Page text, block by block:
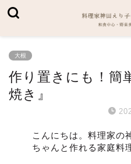
大根
作り置きにも！簡
焼き』
こんにちは。料理家の
ちゃんと作れる家庭料